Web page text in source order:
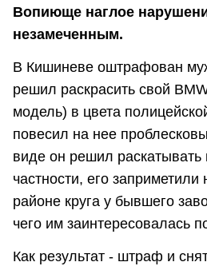
Вопиюще наглое
незамеченным.
В Кишиневе оштрафован
решил раскрасить свой
модель) в цвета
повесил на нее
виде он решил раскатывать
частности, его
районе круга у бывшего
чего им заинтересовалась
Как результат - штраф и